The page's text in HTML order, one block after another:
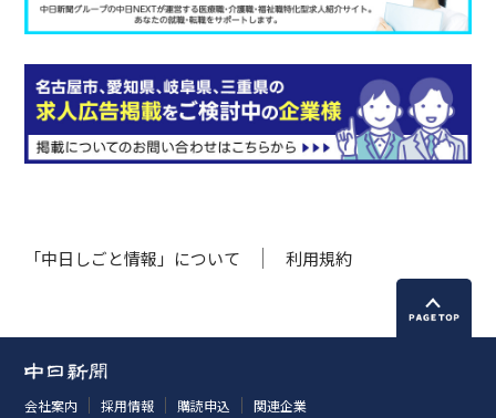
「中日しごと情報」について 利用規約
会社案内 採用情報 購読申込 関連企業